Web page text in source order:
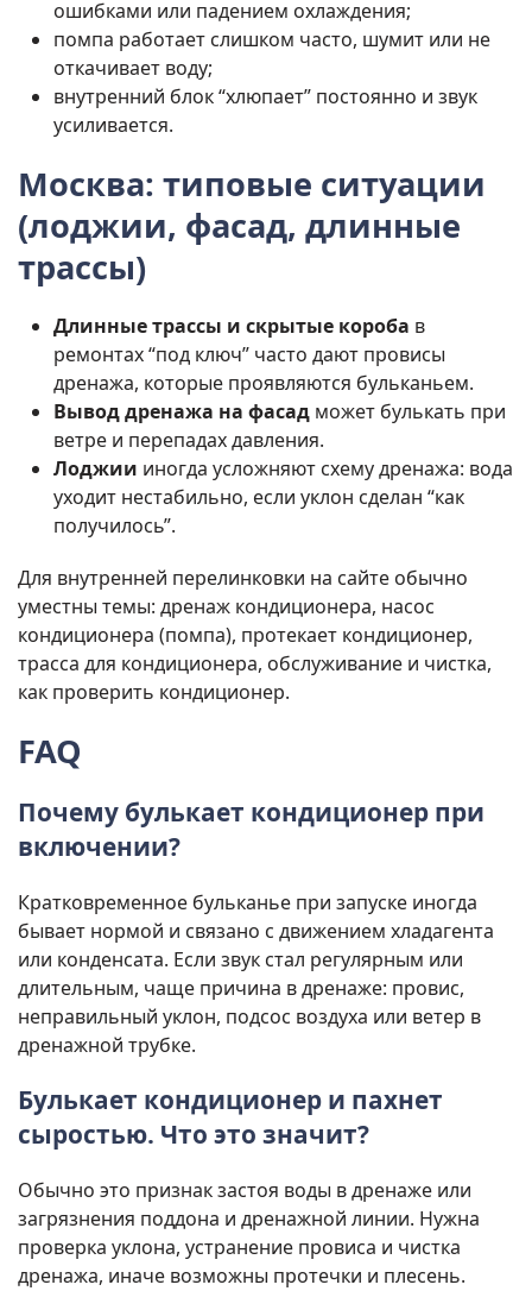
ошибками или падением охлаждения;
помпа работает слишком часто, шумит или не
откачивает воду;
внутренний блок “хлюпает” постоянно и звук
усиливается.
Москва: типовые ситуации
(лоджии, фасад, длинные
трассы)
Длинные трассы и скрытые короба в
ремонтах “под ключ” часто дают провисы
дренажа, которые проявляются бульканьем.
Вывод дренажа на фасад может булькать при
ветре и перепадах давления.
Лоджии иногда усложняют схему дренажа: вода
уходит нестабильно, если уклон сделан “как
получилось”.
Для внутренней перелинковки на сайте обычно
уместны темы: дренаж кондиционера, насос
кондиционера (помпа), протекает кондиционер,
трасса для кондиционера, обслуживание и чистка,
как проверить кондиционер.
FAQ
Почему булькает кондиционер при
включении?
Кратковременное бульканье при запуске иногда
бывает нормой и связано с движением хладагента
или конденсата. Если звук стал регулярным или
длительным, чаще причина в дренаже: провис,
неправильный уклон, подсос воздуха или ветер в
дренажной трубке.
Булькает кондиционер и пахнет
сыростью. Что это значит?
Обычно это признак застоя воды в дренаже или
загрязнения поддона и дренажной линии. Нужна
проверка уклона, устранение провиса и чистка
дренажа, иначе возможны протечки и плесень.